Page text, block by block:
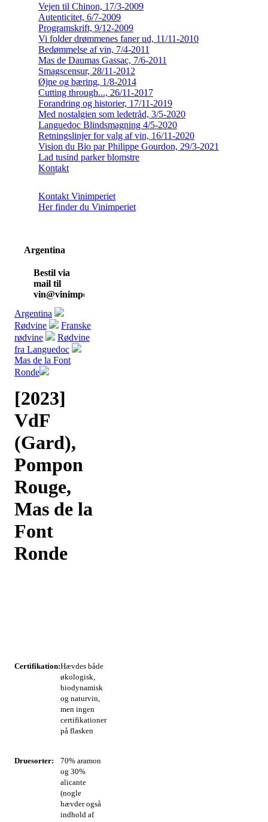
Vejen til Chinon, 17/3-2009
Autenticitet, 6/7-2009
Programskrift, 9/12-2009
Vi folder drømmenes faner ud, 11/11-2010
Bedømmelse af vin, 7/4-2011
Mas de Daumas Gassac, 7/6-2011
Smagscensur, 28/11-2012
Øjne og bæring, 1/8-2014
Cutting through..., 26/11-2017
Forandring og historier, 17/11-2019
Med nostalgien som ledetråd, 3/5-2020
Languedoc Blindsmagning 4/5-2020
Retningslinjer for valg af vin, 16/11-2020
Vision du Bio par Philippe Gourdon, 29/3-2021
Lad tusind parker blomstre
Kontakt
Kontakt Vinimperiet
Her finder du Vinimperiet
Argentina
Bestil via
mail til
vin@vinimperiet.dk
Argentina
Rødvine
Franske
rødvine
Rødvine
fra Languedoc
Mas de la Font
Ronde
[2023]
VdF
(Gard),
Pompon
Rouge,
Mas de la
Font
Ronde
Certifikation:Hævdes både
økologisk,
biodynamisk
og naturvin,
men ingen
certifikationer
på flasken
Druesorter:
70% aramon
og 30%
alicante
(nogle
hævder også
indhold af